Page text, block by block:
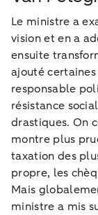
Le ministre a
vision et en a
ensuite
ajouté
responsable
résistance
drastiques. On
montre plus
taxation des
propre, les
Mais
ministre a mis